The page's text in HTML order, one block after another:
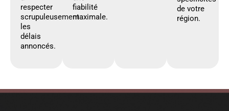
respecter
scrupuleusement
les
délais
annoncés.
fiabilité
maximale.
de votre
région.